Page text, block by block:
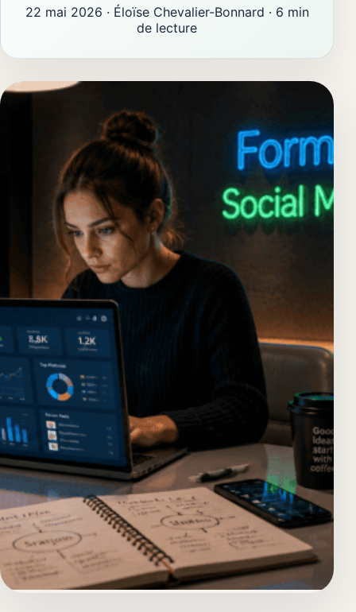
22 mai 2026 · Éloïse Chevalier-Bonnard · 6 min
de lecture